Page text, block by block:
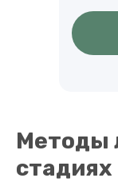
Методы
стадиях